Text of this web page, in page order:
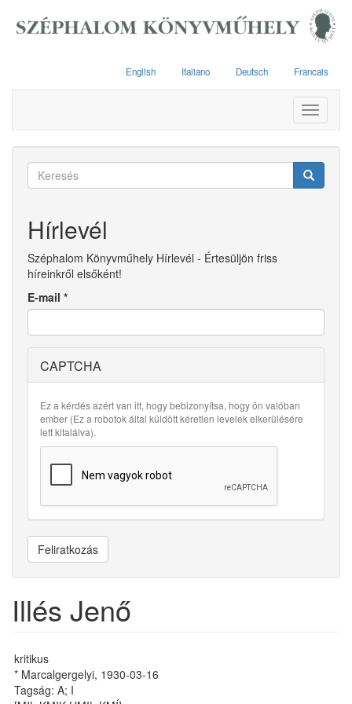
English Italiano Deutsch Francais
Toggle
Keresés
Hírlevél
Széphalom Könyvműhely Hírlevél - Értesüljön friss
híreinkről elsőként!
E-mail *
CAPTCHA
Ez a kérdés azért van itt, hogy bebizonyítsa, hogy ön valóban
ember (Ez a robotok által küldött kéretlen levelek elkerülésére
lett kitalálva).
Feliratkozás
Illés Jenő
kritikus
* Marcalgergelyi, 1930-03-16
Tagság: A; I